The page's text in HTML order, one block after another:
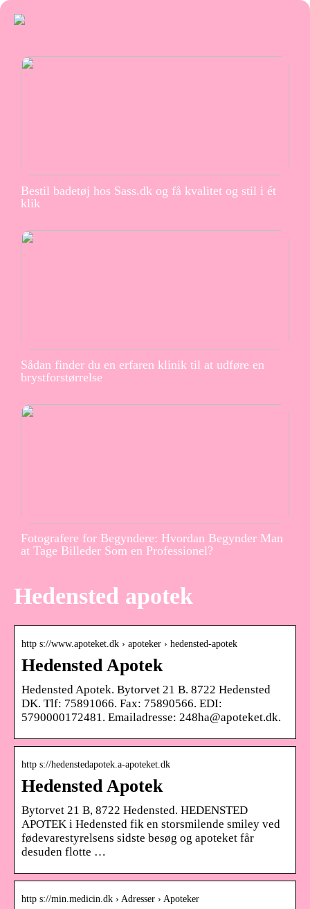
Bestil badetøj hos Sass.dk og få kvalitet og stil i ét
klik
Sådan finder du en erfaren klinik til at udføre en
brystforstørrelse
Fotografere for Begyndere: Hvordan Begynder Man
at Tage Billeder Som en Professionel?
Hedensted apotek
http s://www.apoteket.dk › apoteker › hedensted-apotek
Hedensted Apotek
Hedensted Apotek. Bytorvet 21 B. 8722 Hedensted
DK. Tlf: 75891066. Fax: 75890566. EDI:
5790000172481. Emailadresse: 248ha@apoteket.dk.
http s://hedenstedapotek.a-apoteket.dk
Hedensted Apotek
Bytorvet 21 B, 8722 Hedensted. HEDENSTED
APOTEK i Hedensted fik en storsmilende smiley ved
fødevarestyrelsens sidste besøg og apoteket får
desuden flotte …
http s://min.medicin.dk › Adresser › Apoteker